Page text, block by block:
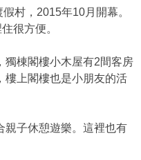
村，2015年10月開幕。
很方便。
獨棟閣樓小木屋有2間客房
樓上閣樓也是小朋友的活
親子休憩遊樂。這裡也有